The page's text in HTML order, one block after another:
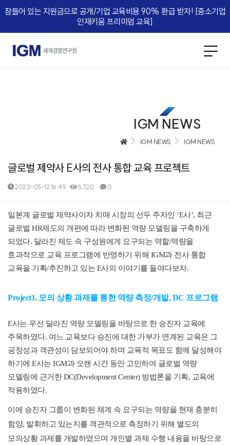
잠들어 있는 지원금으로 공개/기업 교육비용 90% 환급 받자! [중소기업
인재키움 프리미엄 교육]​
IGM NEWS
IGM NEWS IGM NEWS
글로벌 제약사 E사의 전사 통합 교육 프로젝트
2023-05-12 16:49 5,720 0
본문
일본계 글로벌 제약사이자 치매 시장의 선두 주자인 ‘E사’, 최근
글로벌 HR제도의 개편에 따라 변화된 역량 모델링을 구축하게
되었다. 달라진 제도 속 구성원에게 요구되는 역할/역량을
효과적으로 교육 프로그램에 반영하기 위해 IGM과 전사 통합
교육을 기획/추진하고 있는 E사의 이야기를 들여다보자.
Project1. 모의 상황 과제를 통한 역량 측정/개발, DC 프로그램
E사는 우선 달라진 역량 모델링을 바탕으로 한 승진자 교육에
주목하였다. 여느 교육보다 승진에 대한 가부가 연계된 교육은 그
공정성과 객관성이 담보되어야 하며 교육적 목표도 함께 달성해야
하기에 E사는 IGM과 오랜 시간 동안 고민하여 글로벌 역량
모델링에 근거한DC(Development Center) 방법론을 기획, 교육에
적용하였다.
이에 승진자 그룹이 변화된 체계 속 요구되는 역량을 현재 충분히
함양, 발휘하고 있는지를 객관적으로 측정하기 위해 별도의
모의상황 과제를 개발하였으며 개인별 과제 수행 내용을 바탕으로